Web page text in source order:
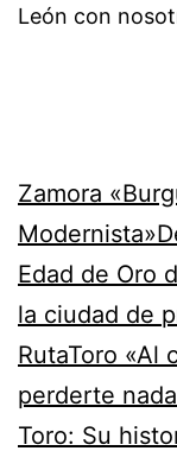
León con
Zamora
Edad de Oro
la ciudad de
RutaToro «Al
perderte
Toro: Su